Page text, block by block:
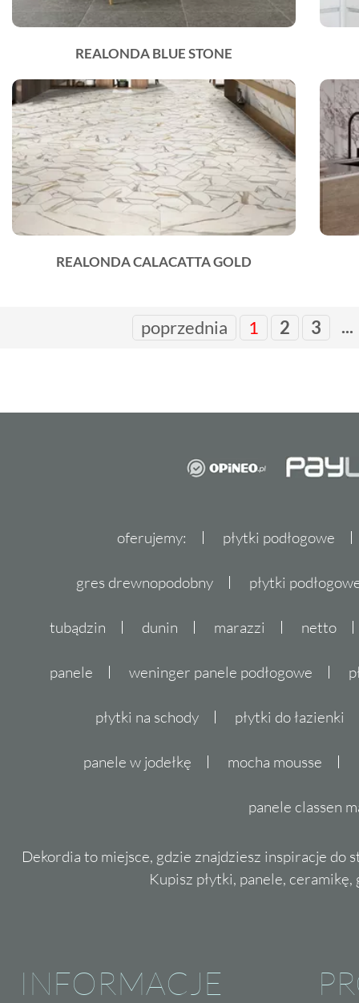
REALONDA BLUE STONE
REALONDA CALACATTA GOLD
poprzednia 1 2 3 ...
oferujemy: płytki podłogowe
gres drewnopodobny płytki
tubądzin dunin marazzi netto
panele weninger panele podłogowe
płytki na schody płytki do łazienki
panele w jodełkę mocha mousse
panele classen
Dekordia to miejsce, gdzie znajdziesz inspiracje do
Kupisz płytki, panele,
INFORMACJE